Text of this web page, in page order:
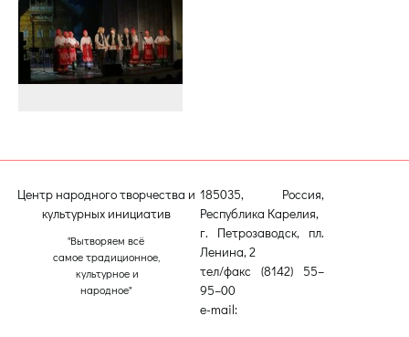
Центр народного творчества и
культурных инициатив
"Вытворяем всё
самое традиционное,
культурное и
народное"
185035, Россия,
Республика Карелия,
г. Петрозаводск, пл.
Ленина, 2
тел/факс (8142) 55–
95–00
e-mail: